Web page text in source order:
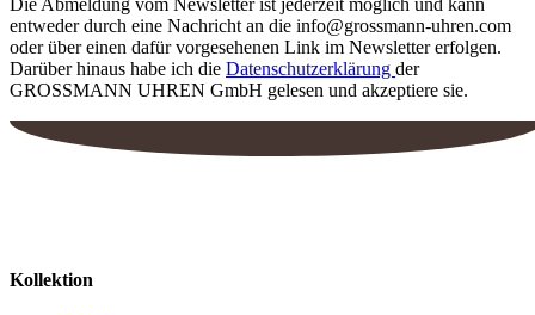
entweder durch eine Nachricht an die info@grossmann-uhren.com
oder über einen dafür vorgesehenen Link im Newsletter erfolgen.
Darüber hinaus habe ich die Datenschutzerklärung der
GROSSMANN UHREN GmbH gelesen und akzeptiere sie.
Kollektion